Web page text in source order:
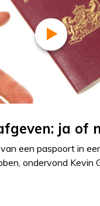
ja of
een paspoort in
ondervond Kevin